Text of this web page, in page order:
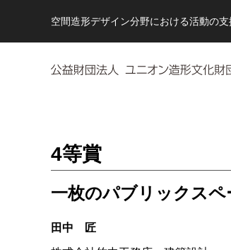
空間造形デザイン分野における活動の
4等賞
一枚のパブリックスペ
田中 匠